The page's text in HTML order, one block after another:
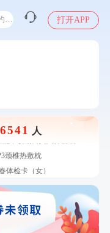
2025年了，给父母约个体检
打开APP
人
糕传统口味400g
老人B套餐
准套餐（男）
秤 MO-CW5 白色
无核红枣干150g*2
妇科套餐
不锈钢刀具六件套装
颈椎热敷枕
体检卡（女）
秤 MO-CW5 白色
传统口味400g
糕传统口味400g